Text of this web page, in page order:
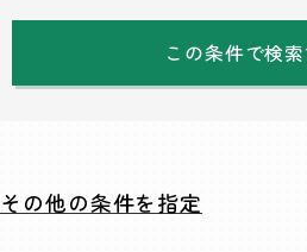
この条件で検
その他の条件を指定